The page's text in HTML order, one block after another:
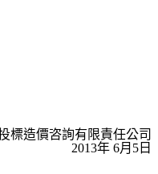
標造價咨詢有限責任公司
2013年 6月 5 日